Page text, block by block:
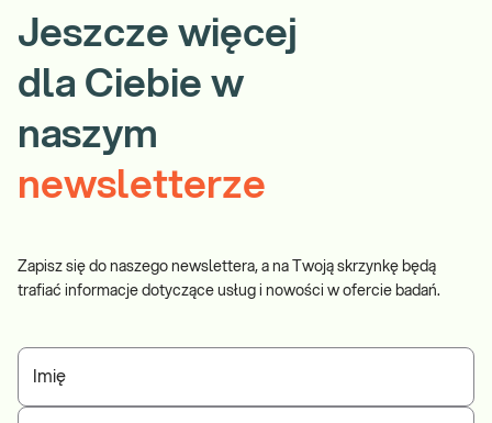
Jeszcze więcej
dla Ciebie w
naszym
newsletterze
Zapisz się do naszego newslettera, a na Twoją skrzynkę będą
trafiać informacje dotyczące usług i nowości w ofercie badań.
Imię